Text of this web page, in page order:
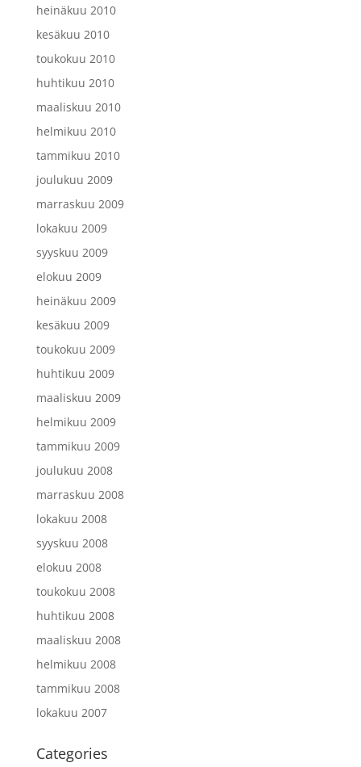
heinäkuu 2010
kesäkuu 2010
toukokuu 2010
huhtikuu 2010
maaliskuu 2010
helmikuu 2010
tammikuu 2010
joulukuu 2009
marraskuu 2009
lokakuu 2009
syyskuu 2009
elokuu 2009
heinäkuu 2009
kesäkuu 2009
toukokuu 2009
huhtikuu 2009
maaliskuu 2009
helmikuu 2009
tammikuu 2009
joulukuu 2008
marraskuu 2008
lokakuu 2008
syyskuu 2008
elokuu 2008
toukokuu 2008
huhtikuu 2008
maaliskuu 2008
helmikuu 2008
tammikuu 2008
lokakuu 2007
Categories